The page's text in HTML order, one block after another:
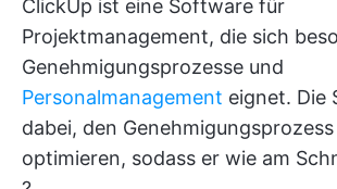
ClickUp ist eine Software für
Projektmanagement, die sich
Genehmigungsprozesse und
Personalmanagement eignet. Die
dabei, den Genehmigungsprozess
optimieren, sodass er wie am